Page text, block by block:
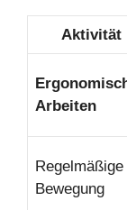
Aktivität
Arbeiten
Regelmäßige
Bewegung